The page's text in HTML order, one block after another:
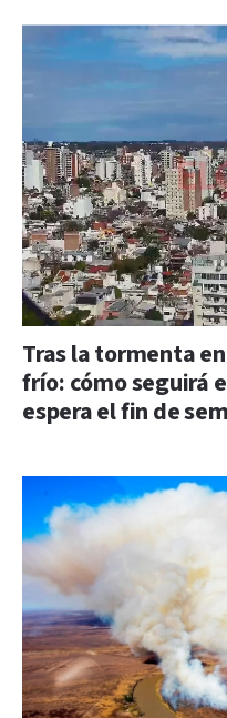
Tras la tormenta
frío: cómo seguirá
espera el fin de